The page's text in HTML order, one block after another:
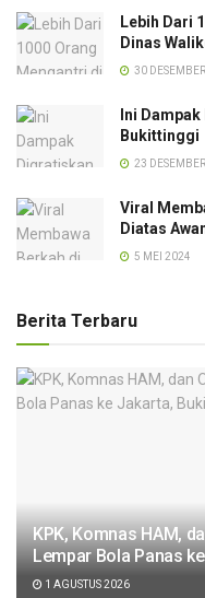
Lebih Dari
Dinas
30
Ini
Bukittinggi
23
Viral
Diatas
5 MEI 2024
Berita Terbaru
KPK, Komnas HAM,
Lempar Bola Panas
1 AGUSTUS 2026